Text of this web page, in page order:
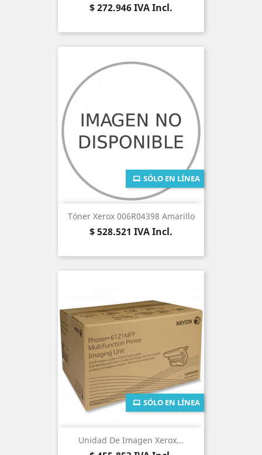
Precio
$ 272.946IVA Incl.
Tóner Xerox 006R04398 Amarillo
Precio
$ 528.521 IVA Incl.
SÓLO EN LÍNEA
Unidad De Imagen Xerox...
SÓLO EN LÍNEA